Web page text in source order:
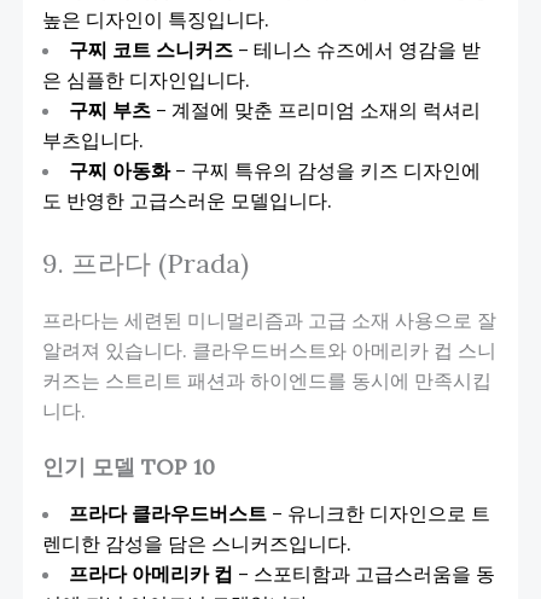
높은 디자인이 특징입니다.
구찌 코트 스니커즈– 테니스 슈즈에서 영감을 받
은 심플한 디자인입니다.
구찌 부츠– 계절에 맞춘 프리미엄 소재의 럭셔리
부츠입니다.
구찌 아동화– 구찌 특유의 감성을 키즈 디자인에
도 반영한 고급스러운 모델입니다.
9. 프라다 (Prada)
프라다는 세련된 미니멀리즘과 고급 소재 사용으로 잘
알려져 있습니다. 클라우드버스트와 아메리카 컵 스니
커즈는 스트리트 패션과 하이엔드를 동시에 만족시킵
니다.
인기 모델 TOP 10
프라다 클라우드버스트– 유니크한 디자인으로 트
렌디한 감성을 담은 스니커즈입니다.
프라다 아메리카 컵 – 스포티함과 고급스러움을 동